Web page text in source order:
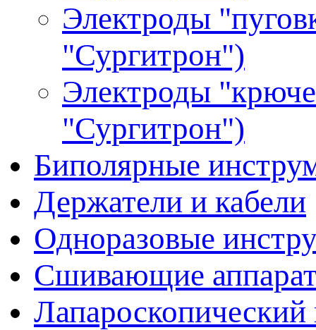
Электроды
"Сургитрон")
Электроды
"Сургитрон")
Биполярные
Держатели и кабели
Одноразовые
Сшивающие
Лапароскопический